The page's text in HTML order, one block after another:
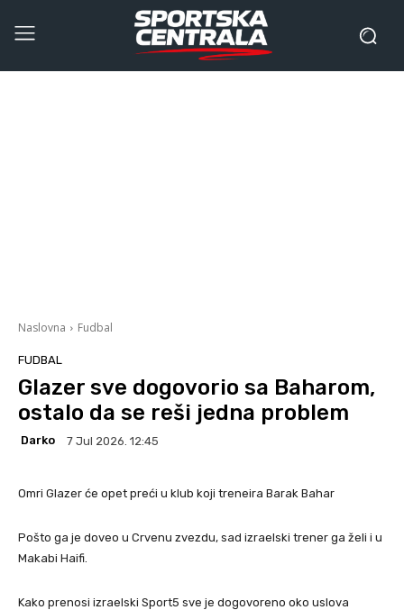
Naslovna Fudbal
FUDBAL
Glazer sve dogovorio sa Baharom,
ostalo da se reši jedna problem
Darko 7 Jul 2026. 12:45
Omri Glazer će opet preći u klub koji treneira Barak Bahar
Pošto ga je doveo u Crvenu zvezdu, sad izraelski trener ga želi i u
Makabi Haifi.
Kako prenosi izraelski Sport5 sve je dogovoreno oko uslova